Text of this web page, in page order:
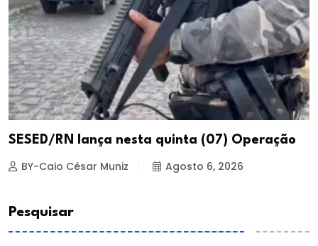
SESED/RN lança nesta quinta (07) Operação
BY-Caio César Muniz Agosto 6, 2026
Pesquisar